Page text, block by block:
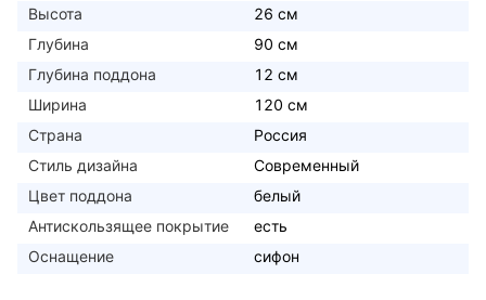
Высота
26 см
Глубина
90 см
Глубина поддона
12 см
Ширина
120 см
Страна
Россия
Стиль дизайна
Современный
Цвет поддона
белый
Антискользящее покрытие
есть
Оснащение
сифон